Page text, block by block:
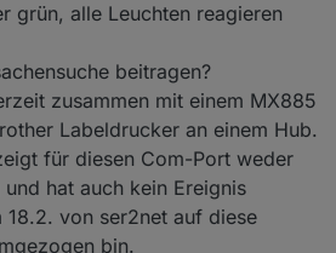
grün, alle Leuchten reagieren
beitragen?
zusammen mit einem MX885
Labeldrucker an einem Hub.
für diesen Com-Port weder
hat auch kein Ereignis
18.2. von ser2net auf diese
bin.